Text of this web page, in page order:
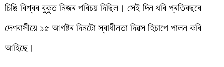
চিঙি বিশ্বৰ বুকুত নিজৰ পৰিচয় দিছিল। সেই দিন ধৰি প্ৰতিবছৰে
দেশবাসীয়ে ১৫ আগষ্টৰ দিনটো স্বাধীনতা দিৱস হিচাপে পালন কৰি
আহিছে।